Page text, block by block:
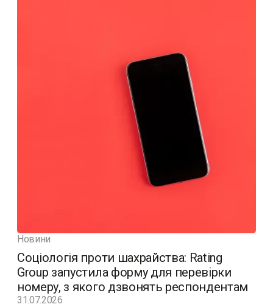
Новини
Соціологія проти шахрайства: Rating
Group запустила форму для перевірки
номеру, з якого дзвонять респондентам
31.07.2026